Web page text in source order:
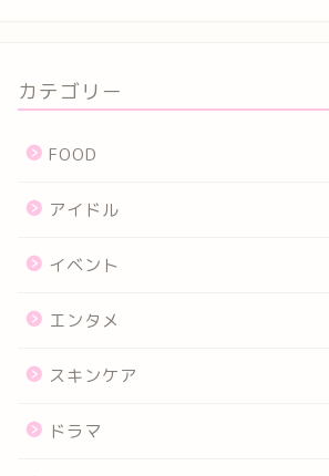
カテゴリー
FOOD
アイドル
イベント
エンタメ
スキンケア
ドラマ